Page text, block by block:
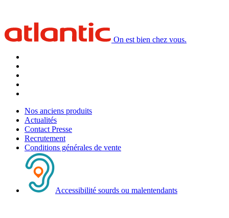
On est bien chez vous.
Nos anciens produits
Actualités
Contact Presse
Recrutement
Conditions générales de vente
Accessibilité sourds ou malentendants